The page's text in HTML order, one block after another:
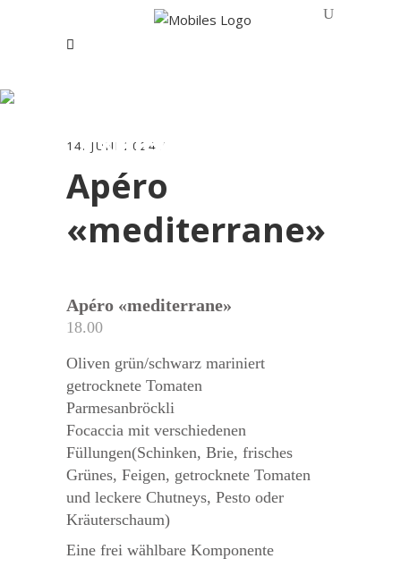
«mediterrane»
14. JUNI 2024
Apéro
«mediterrane»
Apéro «mediterrane»
18.00
Oliven grün/schwarz mariniert
getrocknete Tomaten
Parmesanbröckli
Focaccia mit verschiedenen
Füllungen(Schinken, Brie, frisches
Grünes, Feigen, getrocknete Tomaten
und leckere Chutneys, Pesto oder
Kräuterschaum)
Eine frei wählbare Komponente